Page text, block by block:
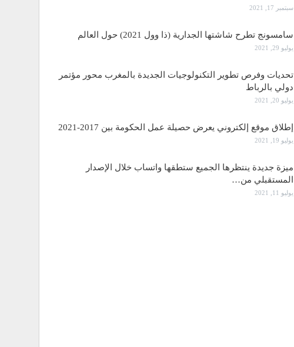
سبتمبر 17, 2021
سامسونج تطرح شاشتها الجدارية (ذا وول 2021) حول العالم
يوليو 29, 2021
تحديات وفرص تطوير التكنولوجيات الجديدة بالمغرب محور مؤتمر
دولي بالرباط
يوليو 20, 2021
إطلاق موقع إلكتروني يعرض حصيلة عمل الحكومة بين 2017-2021
يوليو 19, 2021
ميزة جديدة ينتظرها الجميع ستطقها واتساب خلال الإصدار
المستقبلي من…
يوليو 11, 2021